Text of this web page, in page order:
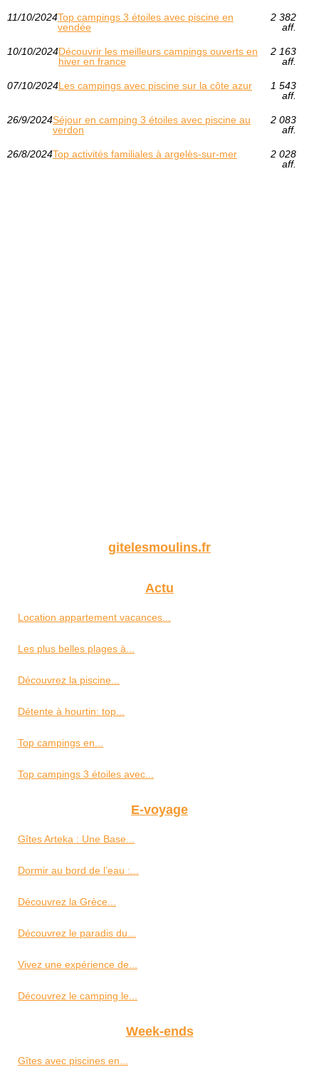
11/10/2024Top campings 3 étoiles avec piscine en
vendée
2 382
aff.
10/10/2024Découvrir les meilleurs campings ouverts en
hiver en france
2 163
aff.
07/10/2024Les campings avec piscine sur la côte azur
1 543
aff.
26/9/2024Séjour en camping 3 étoiles avec piscine au
verdon
2 083
aff.
26/8/2024Top activités familiales à argelès-sur-mer
2 028
aff.
gitelesmoulins.fr
Actu
Location appartement vacances...
Les plus belles plages à...
Découvrez la piscine...
Détente à hourtin: top...
Top campings en...
Top campings 3 étoiles avec...
E-voyage
Gîtes Arteka : Une Base...
Dormir au bord de l’eau :...
Découvrez la Grèce...
Découvrez le paradis du...
Vivez une expérience de...
Découvrez le camping le...
Week-ends
Gîtes avec piscines en...